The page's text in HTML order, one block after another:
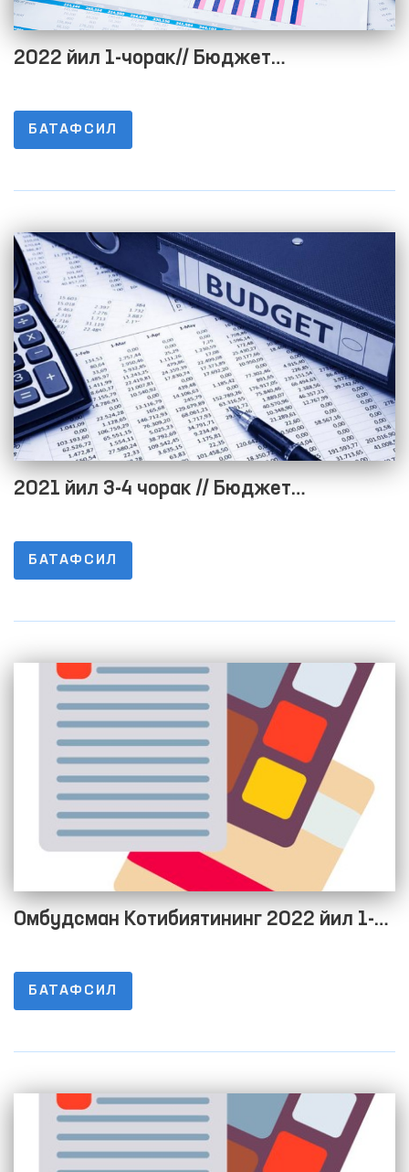
2022 йил 1-чорак// Бюджет
мақсадида расмий веб-сайтида
маълумотларни жойлаштириш тартиби
БАТАФСИЛ
2021 йил 3-4 чорак // Бюджет
мақсадида расмий веб-сайтида
маълумотларни жойлаштириш тартиби
БАТАФСИЛ
Омбудсман Котибиятининг 2022 йил 1-
қарздорлик тўғрисида Маълумот
БАТАФСИЛ